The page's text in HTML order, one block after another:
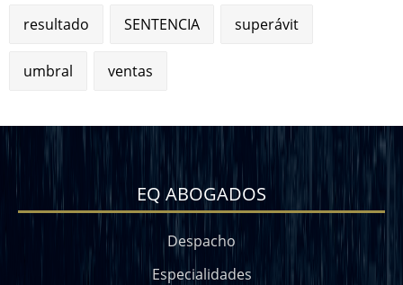
resultado SENTENCIA superávit
umbral ventas
EQ ABOGADOS
Despacho
Especialidades